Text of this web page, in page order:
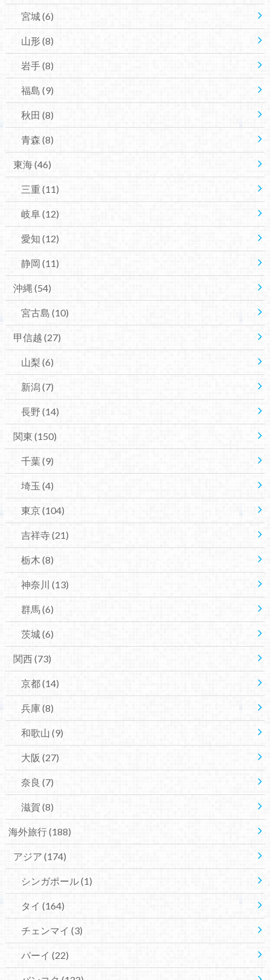
宮城(6)
山形(8)
岩手(8)
福島 (9)
秋田 (8)
青森 (8)
東海(46)
三重 (11)
岐阜 (12)
愛知 (12)
静岡 (11)
沖縄 (54)
宮古島 (10)
甲信越 (27)
山梨 (6)
新潟 (7)
長野 (14)
関東 (150)
千葉(9)
埼玉 (4)
東京(104)
吉祥寺(21)
栃木 (8)
神奈川 (13)
群馬(6)
茨城(6)
関西(73)
京都(14)
兵庫(8)
和歌山 (9)
大阪 (27)
奈良 (7)
滋賀 (8)
海外旅行(188)
アジア (174)
シンガポール(1)
タイ (164)
チェンマイ (3)
パーイ (22)